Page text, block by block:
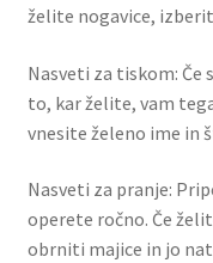
želite nogavice,
Nasveti za tiskom:
to, kar želite, vam
vnesite želeno ime in
Nasveti za pranje:
operete ročno. Če
obrniti majice in jo